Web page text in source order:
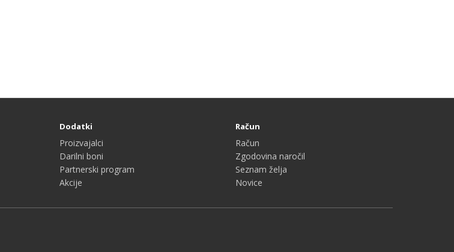
Dodatki
Proizvajalci
Darilni boni
Partnerski program
Akcije
Račun
Račun
Zgodovina naročil
Seznam želja
Novice